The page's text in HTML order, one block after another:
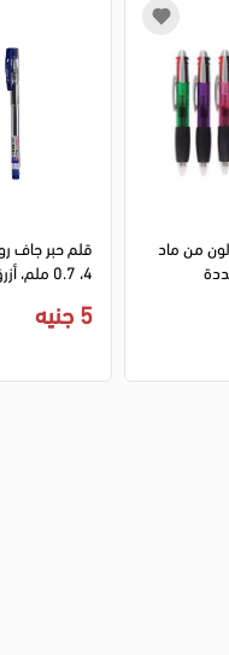
قلم جاف 4 لون من ماد
4، 0.7 ملم، أزرق
5 جنيه